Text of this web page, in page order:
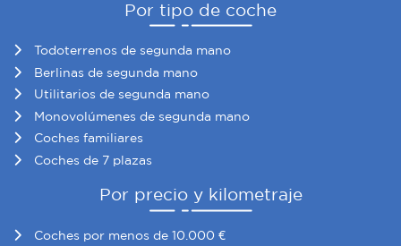
Por tipo de coche
Todoterrenos de segunda mano
Berlinas de segunda mano
Utilitarios de segunda mano
Monovolúmenes de segunda mano
Coches familiares
Coches de 7 plazas
Por precio y kilometraje
Coches por menos de 10.000 €